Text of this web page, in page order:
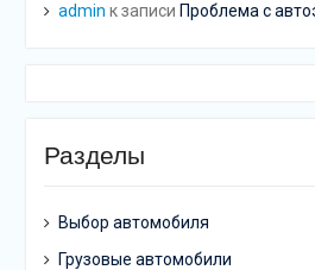
admin к записи Проблема с
Разделы
Выбор автомобиля
Грузовые автомобили